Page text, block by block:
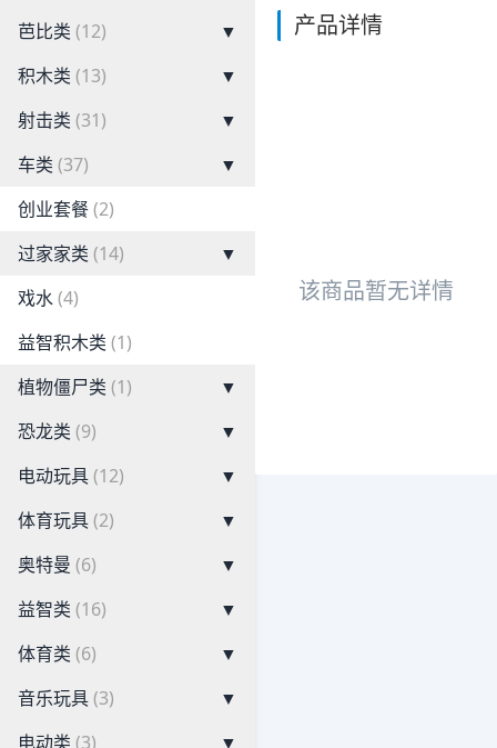
芭比类 (12)
▼
积木类 (13)
▼
射击类 (31)
▼
车类 (37)
▼
创业套餐(2)
过家家类 (14)
▼
戏水(4)
益智积木类 (1)
植物僵尸类 (1)
▼
恐龙类 (9)
▼
电动玩具(12)
▼
体育玩具(2)
▼
奥特曼 (6)
▼
益智类 (16)
▼
体育类 (6)
▼
音乐玩具(3)
▼
电动类 (3)
▼
产品详情
该商品暂无详情